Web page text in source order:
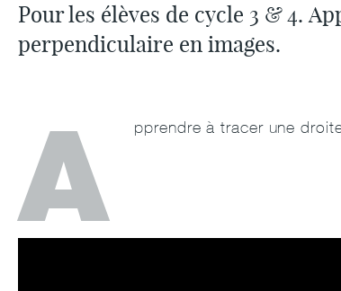
Pour les élèves de cycle 3 & 4.
perpendiculaire en images.
A pprendre à tracer une